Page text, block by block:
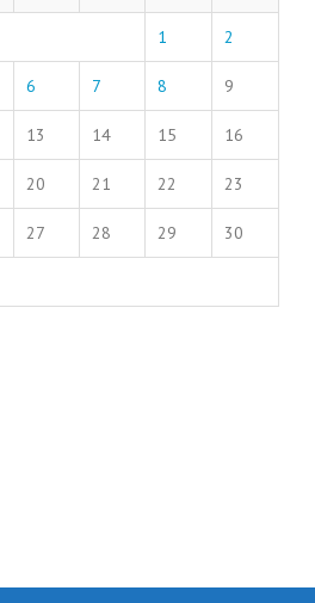
1 2
6 7 8 9
13 14 15 16
20 21 22 23
27 28 29 30